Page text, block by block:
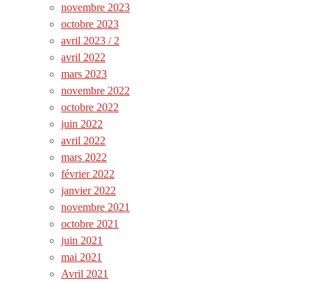
novembre 2023
octobre 2023
avril 2023 / 2
avril 2022
mars 2023
novembre 2022
octobre 2022
juin 2022
avril 2022
mars 2022
février 2022
janvier 2022
novembre 2021
octobre 2021
juin 2021
mai 2021
Avril 2021